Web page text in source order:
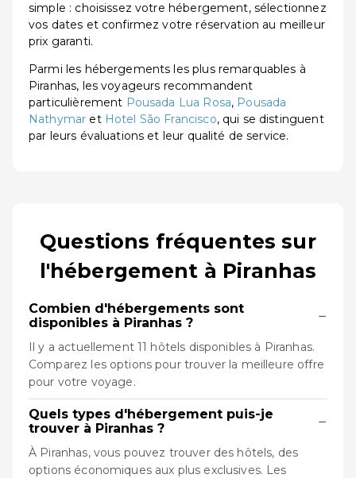
simple : choisissez votre hébergement, sélectionnez
vos dates et confirmez votre réservation au meilleur
prix garanti.
Parmi les hébergements les plus remarquables à
Piranhas, les voyageurs recommandent
particulièrement Pousada Lua Rosa, Pousada
Nathymar et Hotel São Francisco, qui se distinguent
par leurs évaluations et leur qualité de service.
Questions fréquentes sur
l'hébergement à Piranhas
Combien d'hébergements sont
disponibles à Piranhas ?
−
Il y a actuellement 11 hôtels disponibles à Piranhas.
Comparez les options pour trouver la meilleure offre
pour votre voyage.
Quels types d'hébergement puis-je
trouver à Piranhas ?
−
À Piranhas, vous pouvez trouver des hôtels, des
options économiques aux plus exclusives. Les